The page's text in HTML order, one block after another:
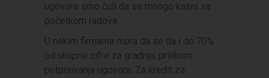
ugovore smo čuli da se mnogo kasni sa
početkom radova.
U nekim firmama mora da se da i do 70%
od ukupne cifre za gradnju, prilikom
potpisivanja ugovora. Za kredit za